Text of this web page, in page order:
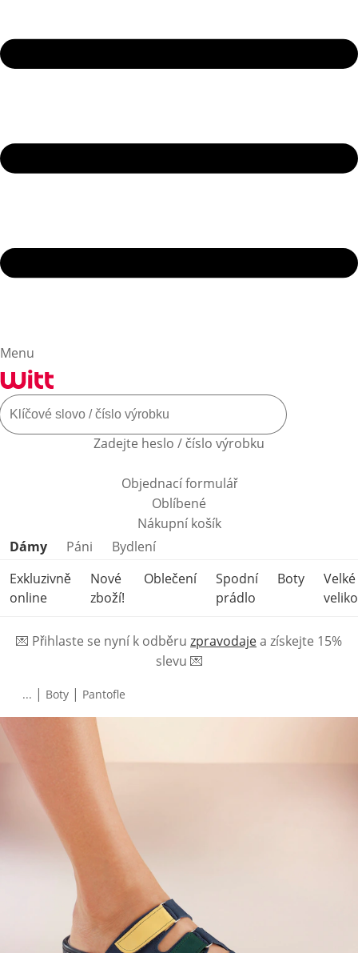
Menu
Zadejte heslo / číslo výrobku
Objednací formulář
Oblíbené
Nákupní košík
Přeskočit kategorie produktů
Dámy Páni
Bydlení
Exkluzivně
online
Nové
zboží!
Oblečení
Spodní
prádlo
Boty
Velké
💌 Přihlaste se nyní k odběru zpravodajea získejte 15%
slevu 💌
... | Boty | Pantofle